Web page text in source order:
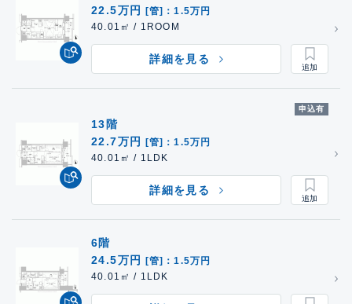
22.5万円
[管]：1.5万円
40.01㎡ / 1ROOM
詳細を見る
申込有
13階
22.7万円
[管]：1.5万円
40.01㎡ / 1LDK
詳細を見る
6階
24.5万円
[管]：1.5万円
40.01㎡ / 1LDK